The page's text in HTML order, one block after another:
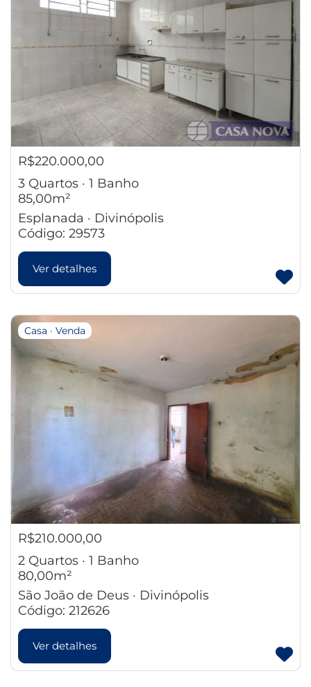
R$220.000,00
3 Quartos · 1 Banho
85,00m²
Esplanada · Divinópolis
Código: 29573
Ver detalhes
Casa · Venda
R$210.000,00
2 Quartos · 1 Banho
80,00m²
São João de Deus · Divinópolis
Código: 212626
Ver detalhes